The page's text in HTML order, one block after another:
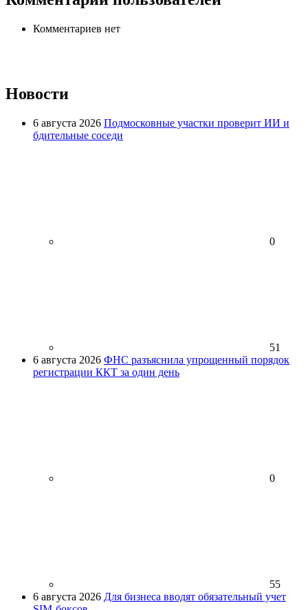
Комментариев нет
Новости
6 августа 2026 Подмосковные участки проверит ИИ и
бдительные соседи
0
51
6 августа 2026 ФНС разъяснила упрощенный порядок
регистрации ККТ за один день
0
55
6 августа 2026 Для бизнеса вводят обязательный учет